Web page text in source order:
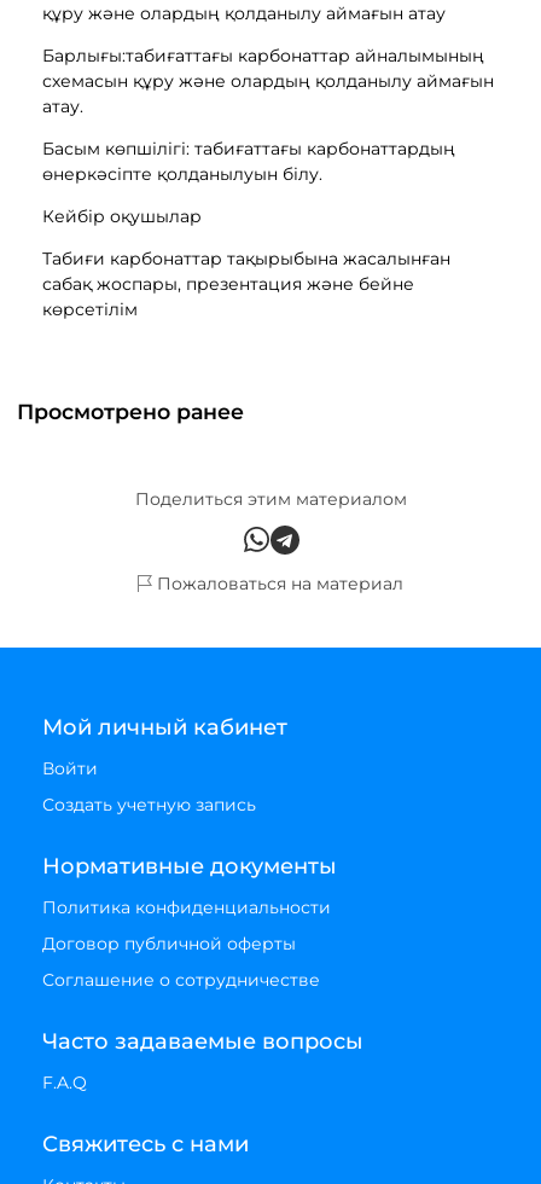
құру және олардың қолданылу аймағын атау
Барлығы:табиғаттағы карбонаттар айналымының
схемасын құру және олардың қолданылу аймағын
атау.
Басым көпшілігі: табиғаттағы карбонаттардың
өнеркәсіпте қолданылуын білу.
Кейбір оқушылар
Табиғи карбонаттар тақырыбына жасалынған
сабақ жоспары, презентация және бейне
көрсетілім
Просмотрено ранее
Поделиться этим материалом
Пожаловаться на материал
Мой личный кабинет
Войти
Создать учетную запись
Нормативные документы
Политика конфиденциальности
Договор публичной оферты
Соглашение о сотрудничестве
Часто задаваемые вопросы
F.A.Q
Свяжитесь с нами